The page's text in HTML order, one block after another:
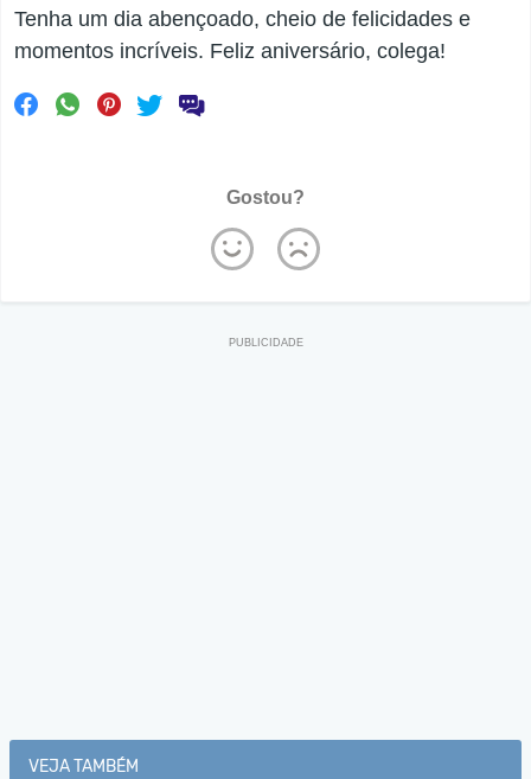
Tenha um dia abençoado, cheio de felicidades e
momentos incríveis. Feliz aniversário, colega!
Gostou?
VEJA TAMBÉM